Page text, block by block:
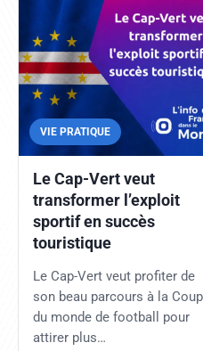
VIE PRATIQUE
Le Cap-Vert veut
transformer l’exploit
sportif en succès
touristique
Le Cap-Vert veut profiter de
son beau parcours à la
du monde de football pour
attirer plus…